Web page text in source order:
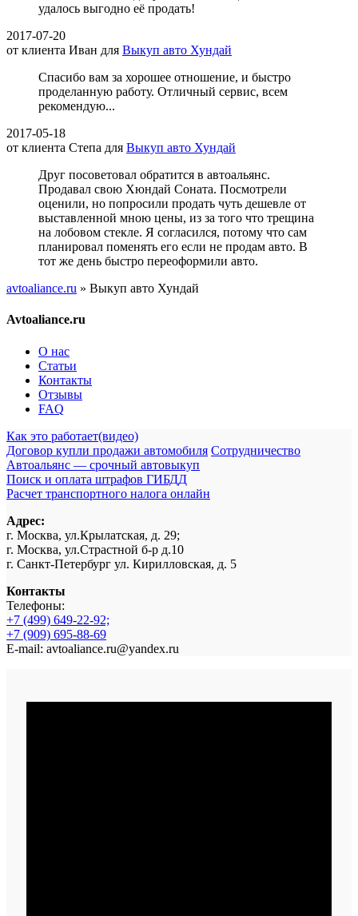
удалось выгодно её продать!
2017-07-20
от клиента Иван для Выкуп авто Хундай
Спасибо вам за хорошее отношение, и быстро
проделанную работу. Отличный сервис, всем
рекомендую...
2017-05-18
от клиента Степа для Выкуп авто Хундай
Друг посоветовал обратится в автоальянс.
Продавал свою Хюндай Соната. Посмотрели
оценили, но попросили продать чуть дешевле от
выставленной мною цены, из за того что трещина
на лобовом стекле. Я согласился, потому что сам
планировал поменять его если не продам авто. В
тот же день быстро переоформили авто.
avtoaliance.ru » Выкуп авто Хундай
Avtoaliance.ru
О нас
Статьи
Контакты
Отзывы
FAQ
Как это работает(видео)
Договор купли продажи автомобиля Сотрудничество
Автоальянс — срочный автовыкуп
Поиск и оплата штрафов ГИБДД
Расчет транспортного налога онлайн
Адрес:
г. Москва, ул.Крылатская, д. 29;
г. Москва, ул.Страстной б-р д.10
г. Санкт-Петербург ул. Кирилловская, д. 5
Контакты
Телефоны:
+7 (499) 649-22-92;
+7 (909) 695-88-69
E-mail: avtoaliance.ru@yandex.ru